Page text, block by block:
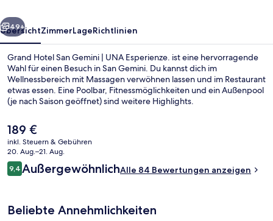
Esperienze.
Weiter
49+
ÜbersichtZimmerLageRichtlinien
Grand Hotel San Gemini | UNA Esperienze. ist eine hervorragende
Wahl für einen Besuch in San Gemini. Du kannst dich im
Wellnessbereich mit Massagen verwöhnen lassen und im Restaurant
etwas essen. Eine Poolbar, Fitnessmöglichkeiten und ein Außenpool
(je nach Saison geöffnet) sind weitere Highlights.
Der
aktuelle
Preis
beträgt
189 €.
189 €
inkl. Steuern & Gebühren
20. Aug.–21. Aug.
Bewertungen
9,49,4 von 10.
AußergewöhnlichAlle 84 Bewertungen anzeigen
Beliebte Annehmlichkeiten